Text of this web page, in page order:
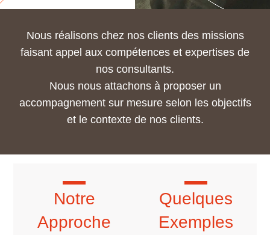
Nous réalisons chez nos clients des missions
faisant appel aux compétences et expertises de
nos consultants.
Nous nous attachons à proposer un
accompagnement sur mesureselon les objectifs
et le contexte de nos clients.
Notre
Approche
Quelques
Exemples